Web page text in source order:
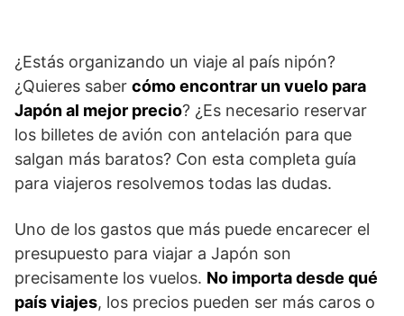
¿Estás organizando un viaje al país nipón?
¿Quieres saber cómo encontrar un vuelo para
Japón al mejor precio? ¿Es necesario reservar
los billetes de avión con antelación para que
salgan más baratos? Con esta completa guía
para viajeros resolvemos todas las dudas.
Uno de los gastos que más puede encarecer el
presupuesto para viajar a Japón son
precisamente los vuelos. No importa desde qué
país viajes, los precios pueden ser más caros o